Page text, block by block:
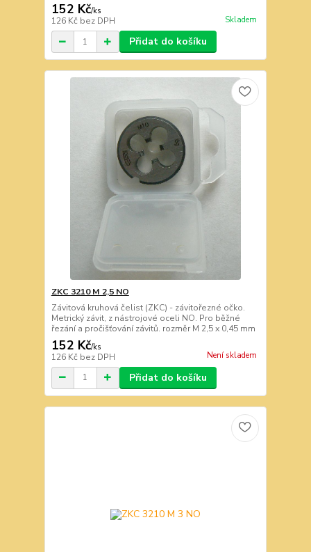
152 Kč/ks
126 Kč bez DPH Skladem
Přidat do košíku
ZKC 3210 M 2,5 NO
Závitová kruhová čelist (ZKC) - závitořezné očko.
Metrický závit, z nástrojové oceli NO. Pro běžné
řezání a pročišťování závitů. rozměr M 2,5 x 0,45 mm
152 Kč/ks
126 Kč bez DPH Není skladem
Přidat do košíku